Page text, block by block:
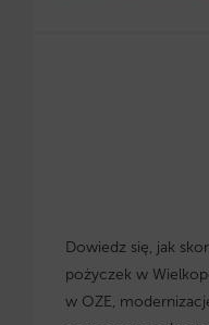
Dowiedz się, jak
pożyczek w
w OZE,